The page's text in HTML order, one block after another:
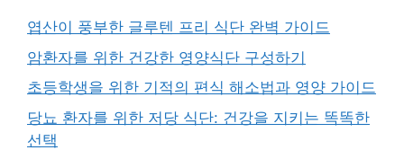
엽산이 풍부한 글루텐 프리 식단 완벽 가이드
암환자를 위한 건강한 영양식단 구성하기
초등학생을 위한 기적의 편식 해소법과 영양 가이드
당뇨 환자를 위한 저당 식단: 건강을 지키는 똑똑한
선택